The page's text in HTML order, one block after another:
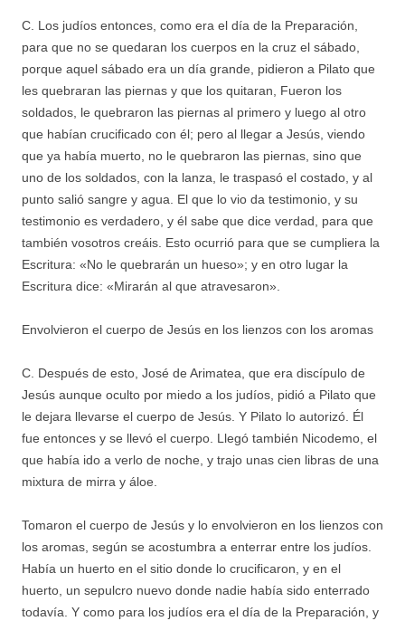
C. Los judíos entonces, como era el día de la Preparación,
para que no se quedaran los cuerpos en la cruz el sábado,
porque aquel sábado era un día grande, pidieron a Pilato que
les quebraran las piernas y que los quitaran, Fueron los
soldados, le quebraron las piernas al primero y luego al otro
que habían crucificado con él; pero al llegar a Jesús, viendo
que ya había muerto, no le quebraron las piernas, sino que
uno de los soldados, con la lanza, le traspasó el costado, y al
punto salió sangre y agua. El que lo vio da testimonio, y su
testimonio es verdadero, y él sabe que dice verdad, para que
también vosotros creáis. Esto ocurrió para que se cumpliera la
Escritura: «No le quebrarán un hueso»; y en otro lugar la
Escritura dice: «Mirarán al que atravesaron».
Envolvieron el cuerpo de Jesús en los lienzos con los aromas
C. Después de esto, José de Arimatea, que era discípulo de
Jesús aunque oculto por miedo a los judíos, pidió a Pilato que
le dejara llevarse el cuerpo de Jesús. Y Pilato lo autorizó. Él
fue entonces y se llevó el cuerpo. Llegó también Nicodemo, el
que había ido a verlo de noche, y trajo unas cien libras de una
mixtura de mirra y áloe.
Tomaron el cuerpo de Jesús y lo envolvieron en los lienzos con
los aromas, según se acostumbra a enterrar entre los judíos.
Había un huerto en el sitio donde lo crucificaron, y en el
huerto, un sepulcro nuevo donde nadie había sido enterrado
todavía. Y como para los judíos era el día de la Preparación, y